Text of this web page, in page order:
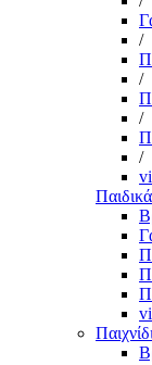
/
/
/
/